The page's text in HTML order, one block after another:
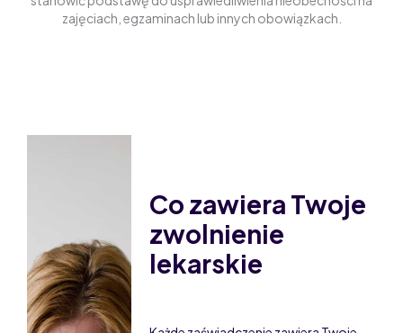
zajęciach, egzaminach lub innych obowiązkach.
Co zawiera Twoje
zwolnienie
lekarskie